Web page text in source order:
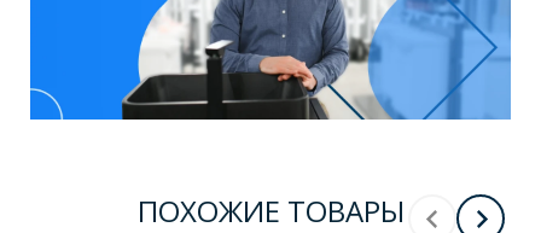
ПОХОЖИЕ ТОВАРЫ